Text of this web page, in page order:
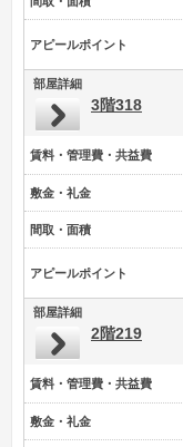
アピールポイント
部屋詳細
3階318
賃料・管理費・共益費
敷金・礼金
間取・面積
アピールポイント
部屋詳細
2階219
賃料・管理費・共益費
敷金・礼金